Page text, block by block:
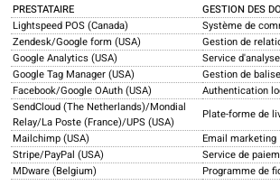
PRESTATAIRE
GESTION DES
Lightspeed POS (Canada)
Système de
Zendesk/Google form (USA)
Gestion de
Google Analytics (USA)
Service
Google Tag Manager (USA)
Gestion de
Facebook/Google OAuth (USA)
Authentication
SendCloud (The Netherlands)/Mondial
Relay/La Poste (France)/UPS (USA)
Plate-forme de
Mailchimp (USA)
Email marketing
Stripe/PayPal (USA)
Service de
MDware (Belgium)
Programme de